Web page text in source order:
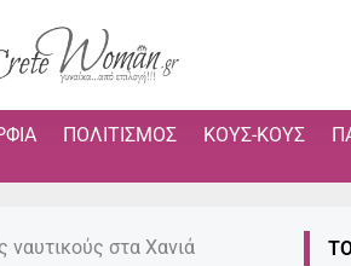
ΠΟΛΙΤΙΣΜΌΣ ΚΟΥΣ-ΚΟΥΣ
ναυτικούς στα Χανιά